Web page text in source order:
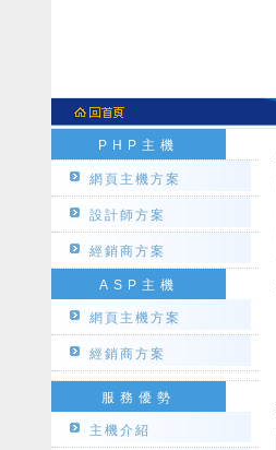
PHP主機
網頁主機方案
設計師方案
經銷商方案
ASP主機
網頁主機方案
經銷商方案
服務優勢
主機介紹